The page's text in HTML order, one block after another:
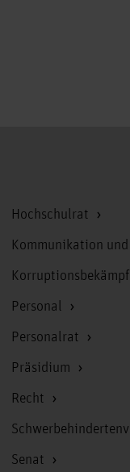
Hochschulrat
Kommunikation
Personal
Personalrat
Präsidium
Recht
Senat